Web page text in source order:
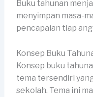
Buku tahunan
menyimpan masa-
pencapaian tiap
Konsep Buku
Konsep buku
tema tersendiri
sekolah. Tema ini